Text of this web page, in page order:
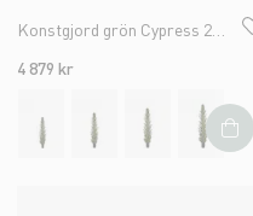
4 879 kr